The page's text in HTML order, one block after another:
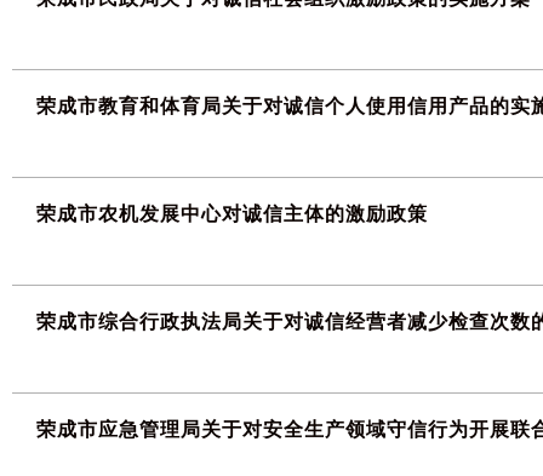
荣成市教育和体育局关于对诚信个人使用信用产品的实
荣成市农机发展中心对诚信主体的激励政策
荣成市综合行政执法局关于对诚信经营者减少检查次数
荣成市应急管理局关于对安全生产领域守信行为开展联